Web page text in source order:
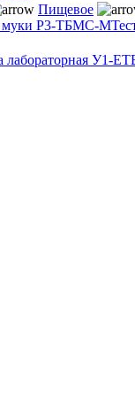
Пищевое
муки Р3-ТБМС-М